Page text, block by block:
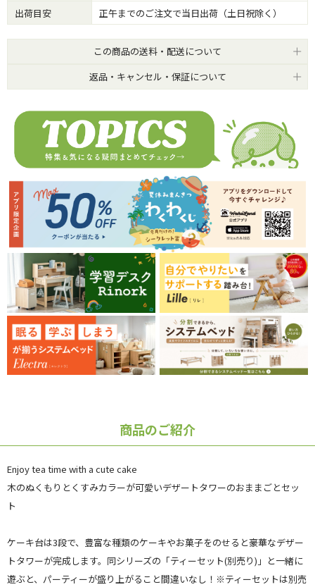
出荷目安
正午までのご注文で当日出荷（土日祝除く）
この商品の送料・配送について
返品・キャンセル・保証について
商品のご紹介
Enjoy tea time with a cute cake
木のぬくもりとくすみカラーが可愛いデザートタワーのおままごとセッ
ト
ケーキ台は3段で、豊富な種類のケーキやお菓子をのせると豪華なデザー
トタワーが完成します。同シリーズの「ティーセット(別売り)」と一緒に
遊ぶと、パーティーが盛り上がること間違いなし！※ティーセットは別売